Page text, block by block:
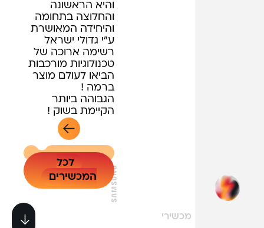
מכשירי
והיא הראשונה
והחלוצה בתחומה
והיחידה המאושרת
ע"י גדולי ישראל
רשימה ארוכה של
טכנולוגיות מורכבות
הביאו לעולם מוצר
ברמה !
הגבוהה ביותר
הקיימת בשוק !
לכל
המכשירים